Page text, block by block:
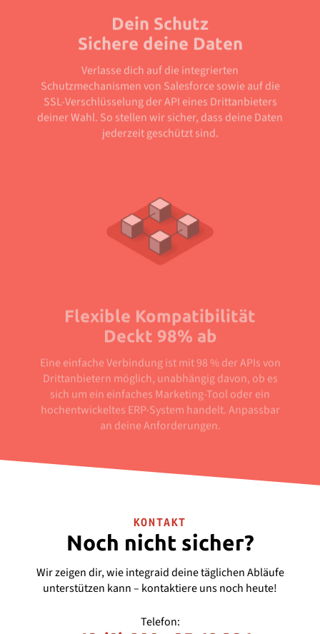
Dein Schutz
Sichere deine Daten
Verlasse dich auf die integrierten
Schutzmechanismen von Salesforce sowie auf die
SSL-Verschlüsselung der API eines Drittanbieters
deiner Wahl. So stellen wir sicher, dass deine Daten
jederzeit geschützt sind.
Flexible Kompatibilität
Deckt 98% ab
Eine einfache Verbindung ist mit 98 % der APIs von
Drittanbietern möglich, unabhängig davon, ob es
sich um ein einfaches Marketing-Tool oder ein
hochentwickeltes ERP-System handelt. Anpassbar
an deine Anforderungen.
KONTAKT
Noch nicht sicher?
Wir zeigen dir, wie integraid deine täglichen Abläufe
unterstützen kann – kontaktiere uns noch heute!
Telefon: